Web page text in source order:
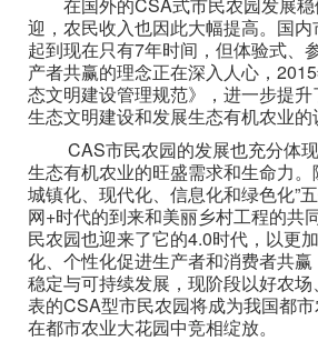
迎，农民收入也因此大幅提高。国
起到现在只有7年时间，但体验式、
产者共赢的理念正在深入人心，
态文明建设管理规范》，进一步提
生态文明建设和发展生态有机农业的
CAS市民农园的发展也充分体现
生态有机农业的旺盛需求和生命力。
城镇化、现代化、信息化和绿色化”
网+时代的到来和美丽乡村工程的共
民农园也迎来了它的4.0时代，以更
化、个性化促进生产者和消费者共
稳定与可持续发展，现阶段以好农
表的CSA型市民农园将成为我国都市
在都市农业大花园中竞相绽放。